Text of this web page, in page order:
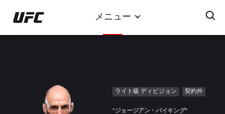
イ
ン
メニュー
ライト級 ディビジョン 契約外
"ジョージアン・バイキング"